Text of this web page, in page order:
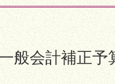
般会計補正予